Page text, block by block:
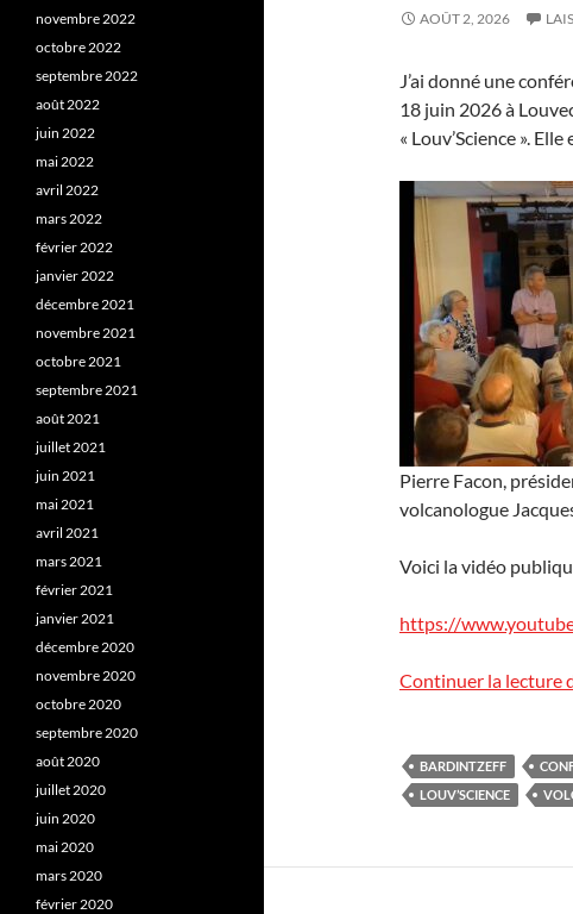
AOÛT 2, 2026
J’ai donné une
18 juin 2026 à
« Louv’Science ».
Pierre Facon,
volcanologue
Voici la vidéo
https://
Continuer la lecture
BARDINTZEFF
LOUV’SCIENCE
novembre 2022
octobre 2022
septembre 2022
août 2022
juin 2022
mai 2022
avril 2022
mars 2022
février 2022
janvier 2022
décembre 2021
novembre 2021
octobre 2021
septembre 2021
août 2021
juillet 2021
juin 2021
mai 2021
avril 2021
mars 2021
février 2021
janvier 2021
décembre 2020
novembre 2020
octobre 2020
septembre 2020
août 2020
juillet 2020
juin 2020
mai 2020
mars 2020
février 2020